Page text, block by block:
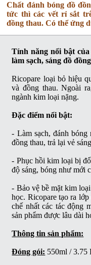
Chất đánh bóng đồ
tức thì các vết rỉ sắt
đồng thau. Có thể ứng
Tính năng nổi bật
làm sạch, sáng đồ
Ricopare loại bỏ hiệu
và đồng thau. Ngoài
ngành kim loại nặng.
Đặc điểm nổi bật:
- Làm sạch, đánh
đồng thau, trả lại vẻ
- Phục hồi kim loại bị
độ sáng, bóng như mới
- Bảo vệ bề mặt kim
học. Ricopare tạo ra
chế nhất các tác động
sản phẩm được lâu dài
Thông tin sản phẩm:
Đóng gói: 550ml /